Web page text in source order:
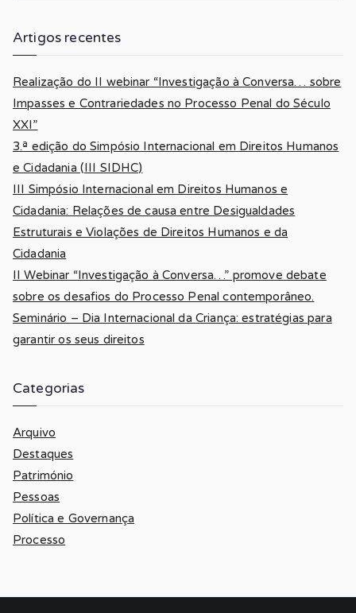
Artigos recentes
Realização do II webinar “Investigação à Conversa… sobre
Impasses e Contrariedades no Processo Penal do Século
XXI”
3.ª edição do Simpósio Internacional em Direitos Humanos
e Cidadania (III SIDHC)
III Simpósio Internacional em Direitos Humanos e
Cidadania: Relações de causa entre Desigualdades
Estruturais e Violações de Direitos Humanos e da
Cidadania
II Webinar “Investigação à Conversa…” promove debate
sobre os desafios do Processo Penal contemporâneo.
Seminário – Dia Internacional da Criança: estratégias para
garantir os seus direitos
Categorias
Arquivo
Destaques
Património
Pessoas
Política e Governança
Processo